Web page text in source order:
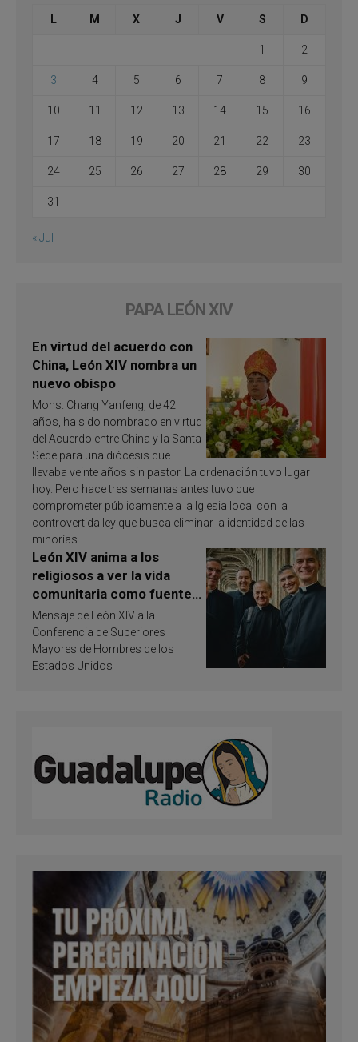
L M X J V S D
1 2
3 4 5 6 7 8 9
10 11 12 13 14 15 16
17 18 19 20 21 22 23
24 25 26 27 28 29 30
31
« Jul
PAPA LEÓN XIV
En virtud del acuerdo con
China, León XIV nombra un
nuevo obispo
Mons. Chang Yanfeng, de 42
años, ha sido nombrado en virtud
del Acuerdo entre China y la Santa
Sede para una diócesis que
llevaba veinte años sin pastor. La ordenación tuvo lugar
hoy. Pero hace tres semanas antes tuvo que
comprometer públicamente a la Iglesia local con la
controvertida ley que busca eliminar la identidad de las
minorías.
León XIV anima a los
religiosos a ver la vida
comunitaria como fuente
de inspiración y
santificación
Mensaje de León XIV a la
Conferencia de Superiores
Mayores de Hombres de los
Estados Unidos